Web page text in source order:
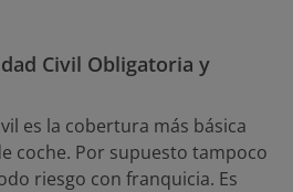
Civil Obligatoria y
es la cobertura más básica
coche. Por supuesto tampoco
riesgo con franquicia. Es